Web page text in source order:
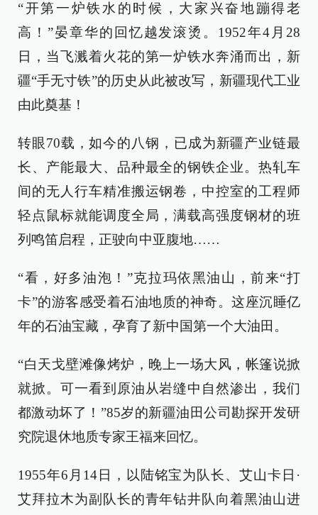
“开第一炉铁水的时候，大家兴奋地蹦得老
高！”晏章华的回忆越发滚烫。1952年4月28
日，当飞溅着火花的第一炉铁水奔涌而出，新
疆“手无寸铁”的历史从此被改写，新疆现代工业
由此奠基！
转眼70载，如今的八钢，已成为新疆产业链最
长、产能最大、品种最全的钢铁企业。热轧车
间的无人行车精准搬运钢卷，中控室的工程师
轻点鼠标就能调度全局，满载高强度钢材的班
列鸣笛启程，正驶向中亚腹地……
“看，好多油泡！”克拉玛依黑油山，前来“打
卡”的游客感受着石油地质的神奇。这座沉睡亿
年的石油宝藏，孕育了新中国第一个大油田。
“白天戈壁滩像烤炉，晚上一场大风，帐篷说掀
就掀。可一看到原油从岩缝中自然渗出，我们
都激动坏了！”85岁的新疆油田公司勘探开发研
究院退休地质专家王福来回忆。
1955年6月14日，以陆铭宝为队长、艾山卡日·
艾拜拉木为副队长的青年钻井队向着黑油山进